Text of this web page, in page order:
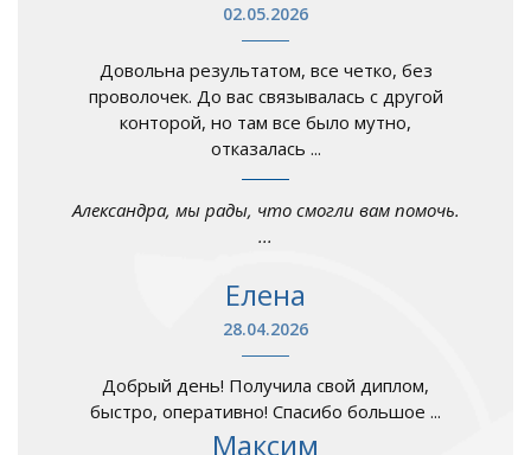
02.05.2026
Довольна результатом, все четко, без
проволочек. До вас связывалась с другой
конторой, но там все было мутно,
отказалась ...
Александра, мы рады, что смогли вам помочь.
...
Елена
28.04.2026
Добрый день! Получила свой диплом,
быстро, оперативно! Спасибо большое ...
Максим